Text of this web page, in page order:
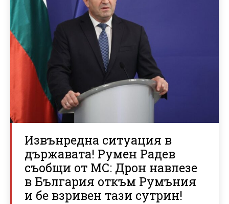
Извънредна ситуация в
държавата! Румен Радев
съобщи от МС: Дрон навлезе
в България откъм Румъния
и бе взривен тази сутрин!